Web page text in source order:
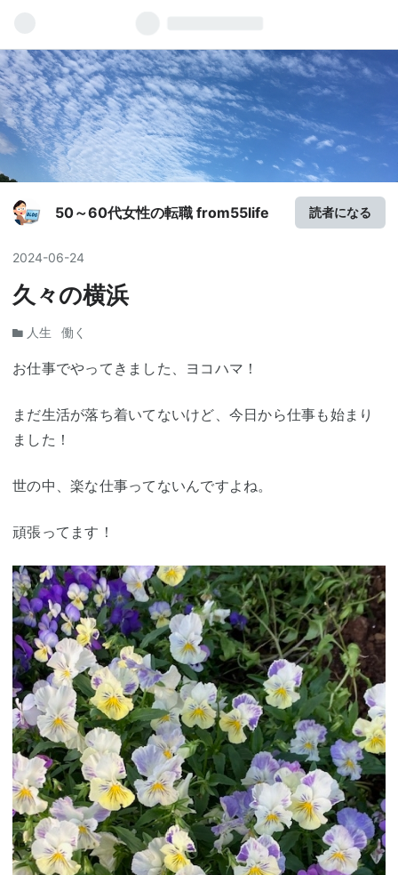
50～60代女性の転職 from55life 読者になる
2024-06-24
久々の横浜
人生 働く
お仕事でやってきました、ヨコハマ！
まだ生活が落ち着いてないけど、今日から仕事も始まり
ました！
世の中、楽な仕事ってないんですよね。
頑張ってます！